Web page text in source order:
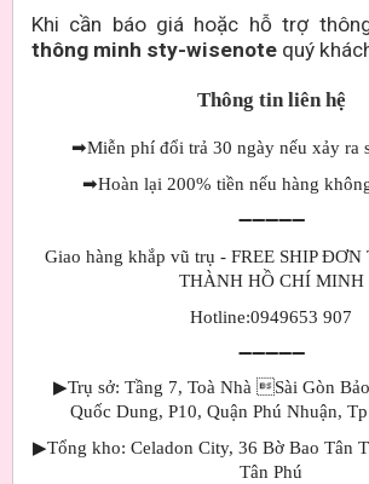
Khi cần báo giá hoặc hỗ trợ
thông minh sty-wisenote quý
Thông tin liên hệ
➡Miễn phí đổi trả 30 ngày nếu xảy ra
➡Hoàn lại 200% tiền nếu hàng
➖➖➖➖➖
Giao hàng khắp vũ trụ - FREE SHIP
THÀNH HỒ CHÍ MINH
Hotline:0949653 907
➖➖➖➖➖
▶Trụ sở: Tầng 7, Toà Nhà Sài Gòn
Quốc Dung, P10, Quận Phú Nhuận,
▶Tổng kho: Celadon City, 36 Bờ Bao Tân
Tân Phú